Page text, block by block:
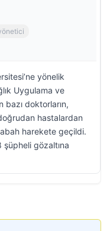
yönelik
Uygulama ve
bazı doktorların,
hastalardan
harekete geçildi.
şüpheli gözaltına